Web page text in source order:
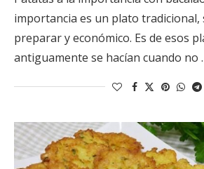
importancia es un plato tradicional,
preparar y económico. Es de esos
antiguamente se hacían cuando no